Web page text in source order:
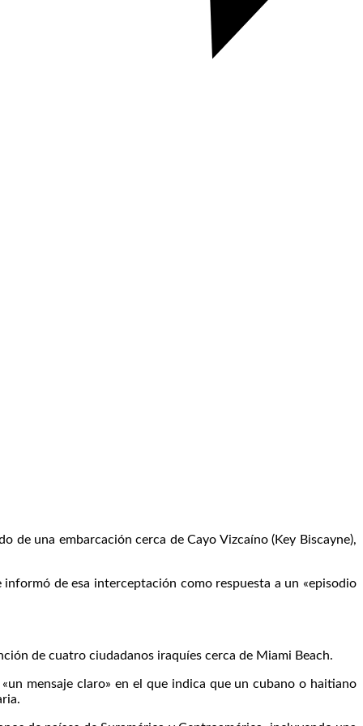
de una embarcación cerca de Cayo Vizcaíno (Key Biscayne),
de esa interceptación como respuesta a un «episodio
de cuatro ciudadanos iraquíes cerca de Miami Beach.
mensaje claro» en el que indica que un cubano o haitiano